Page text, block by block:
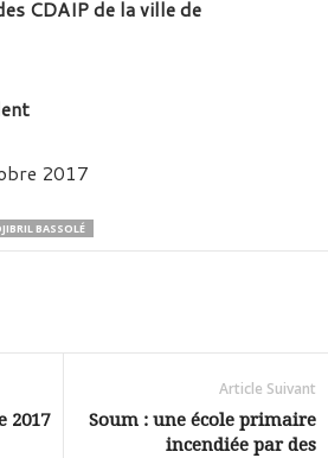
CDAIP de la ville de
2017
BASSOLÉ
2017
Article Suivant
Soum : une école primaire
incendiée par des